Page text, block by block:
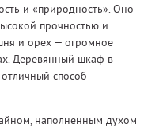
и «природность». Оно
прочностью и
и орех — огромное
Деревянный шкаф в
способ
наполненным духом